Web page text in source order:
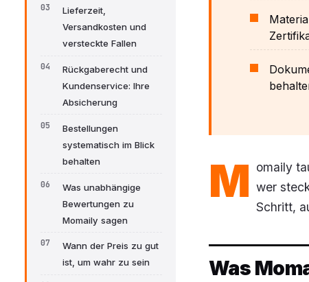
Lieferzeit,
Versandkosten und
versteckte Fallen
Rückgaberecht und
Kundenservice: Ihre
Absicherung
Bestellungen
systematisch im Blick
behalten
Was unabhängige
Bewertungen zu
Momaily sagen
Wann der Preis zu gut
ist, um wahr zu sein
M omaily
wer
Schritt,
Was